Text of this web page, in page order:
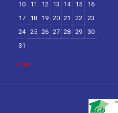
10
11 12 13 14 15
16
17
18 19 20 21 22
23
24
25 26 27 28 29
30
31
« Лип